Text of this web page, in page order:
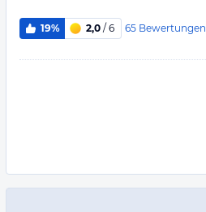
19% 2,0 / 6 65 Bewertungen